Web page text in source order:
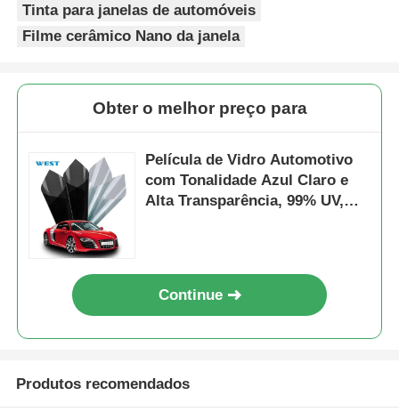
Tinta para janelas de automóveis
Filme cerâmico Nano da janela
Obter o melhor preço para
Película de Vidro Automotivo
com Tonalidade Azul Claro e
Alta Transparência, 99% UV,
Continue
Produtos recomendados